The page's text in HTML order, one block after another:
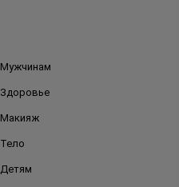
Мужчинам
Здоровье
Макияж
Тело
Детям